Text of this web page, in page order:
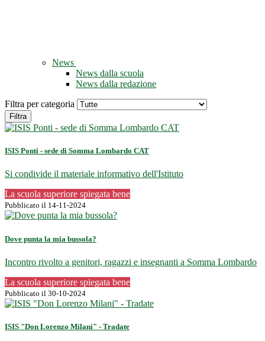
News
News dalla scuola
News dalla redazione
Filtra per categoria
Filtra
ISIS Ponti - sede di Somma Lombardo CAT
Si condivide il materiale informativo dell'Istituto
La scuola superiore spiegata bene
Pubblicato il 14-11-2024
Dove punta la mia bussola?
Incontro rivolto a genitori, ragazzi e insegnanti a Somma Lombardo
La scuola superiore spiegata bene
Pubblicato il 30-10-2024
ISIS "Don Lorenzo Milani" - Tradate